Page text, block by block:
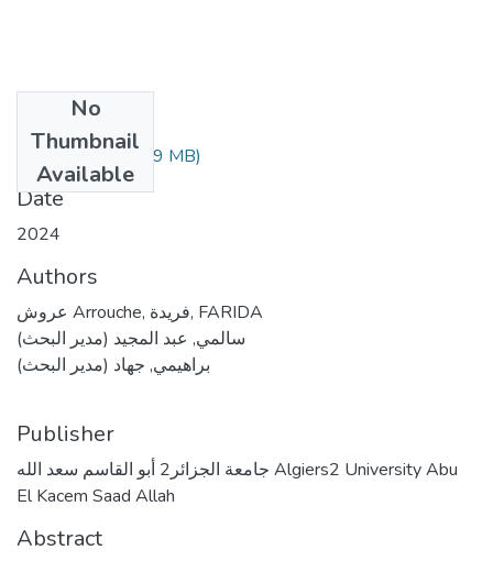
No
Thumbnail
Available
الأطروحة .pdf(7.79 MB)
Date
2024
Authors
عروش Arrouche, فريدة, FARIDA
سالمي, عبد المجيد (مدير البحث)
براهيمي, جهاد (مدير البحث)
Publisher
جامعة الجزائر2 أبو القاسم سعد الله Algiers2 University Abu
El Kacem Saad Allah
Abstract